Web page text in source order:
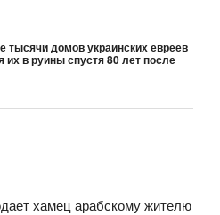
тысячи домов украинских евреев
в руины спустя 80 лет после
хамец арабскому жителю